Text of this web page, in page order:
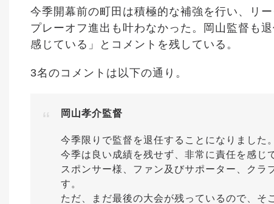
今季開幕前の町田は積極的な補強を行い、リ
プレーオフ進出も叶わなかった。岡山監督も
感じている」とコメントを残している。
3名のコメントは以下の通り。
岡山孝介監督
今季限りで監督を退任することになりました。
今季は良い成績を残せず、非常に責任を感じ
スポンサー様、ファン及びサポーター、クラ
す。
ただ、まだ最後の大会が残っているので、そ